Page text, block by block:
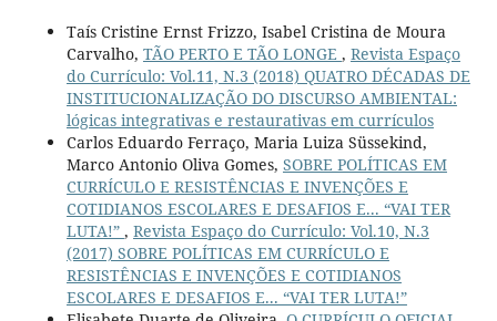
Taís Cristine Ernst Frizzo, Isabel Cristina de Moura
Carvalho, TÃO PERTO E TÃO LONGE , Revista Espaço
do Currículo: Vol.11, N.3 (2018) QUATRO DÉCADAS DE
INSTITUCIONALIZAÇÃO DO DISCURSO AMBIENTAL:
lógicas integrativas e restaurativas em currículos
Carlos Eduardo Ferraço, Maria Luiza Süssekind,
Marco Antonio Oliva Gomes, SOBRE POLÍTICAS EM
CURRÍCULO E RESISTÊNCIAS E INVENÇÕES E
COTIDIANOS ESCOLARES E DESAFIOS E... “VAI TER
LUTA!” , Revista Espaço do Currículo: Vol.10, N.3
(2017) SOBRE POLÍTICAS EM CURRÍCULO E
RESISTÊNCIAS E INVENÇÕES E COTIDIANOS
ESCOLARES E DESAFIOS E... “VAI TER LUTA!”